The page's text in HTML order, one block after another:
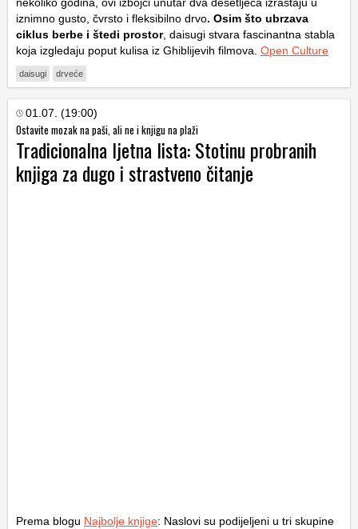
nekoliko godina, ovi izbojci unutar dva desetljeća izrastaju u
iznimno gusto, čvrsto i fleksibilno drvo. Osim što ubrzava
ciklus berbe i štedi prostor, daisugi stvara fascinantna stabla
koja izgledaju poput kulisa iz Ghiblijevih filmova. Open Culture
daisugi drveće
01.07. (19:00)
Ostavite mozak na paši, ali ne i knjigu na plaži
Tradicionalna ljetna lista: Stotinu probranih
knjiga za dugo i strastveno čitanje
Prema blogu Najbolje knjige: Naslovi su podijeljeni u tri skupine